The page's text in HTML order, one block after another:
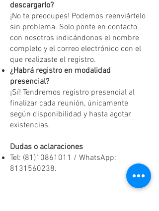
descargarlo?
¡No te preocupes! Podemos reenviártelo
sin problema. Solo ponte en contacto
con nosotros indicándonos el nombre
completo y el correo electrónico con el
que realizaste el registro.
¿Habrá registro en modalidad
presencial?
¡Sí! Tendremos registro presencial al
finalizar cada reunión, únicamente
según disponibilidad y hasta agotar
existencias.
Dudas o aclaraciones
Tel: (81)10861011 / WhatsApp:
8131560238.